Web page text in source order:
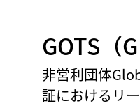
GOTS（
非営利団体
証におけるリ